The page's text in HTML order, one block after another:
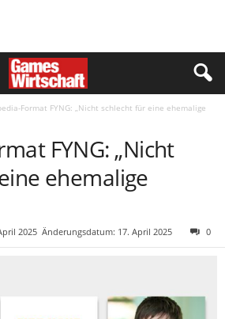
Format FYNG: „Nicht schlecht für eine ehemalige
FYNG: „Nicht
ehemalige
2025 Änderungsdatum: 17. April 2025 0